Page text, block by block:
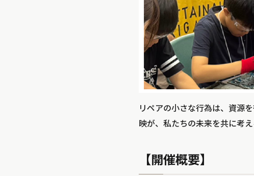
リペアの小さな行為は、資源
映が、私たちの未来を共に考
【開催概要】